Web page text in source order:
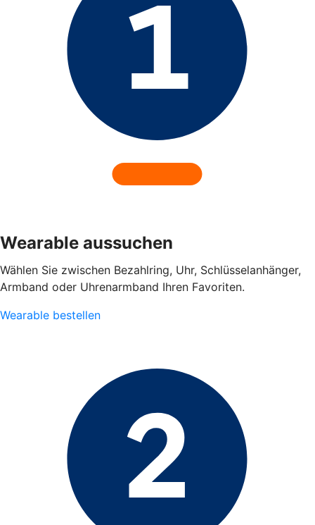
Wearable aussuchen
Wählen Sie zwischen Bezahlring, Uhr, Schlüsselanhänger,
Armband oder Uhrenarmband Ihren Favoriten.
Wearable bestellen